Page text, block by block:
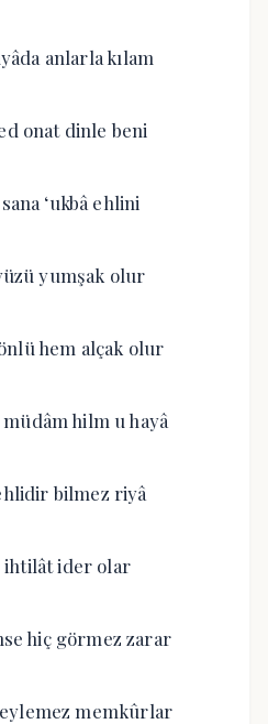
anlarla kılam
onat dinle beni
‘ukbâ ehlini
yumşak olur
hem alçak olur
hilm u hayâ
bilmez riyâ
ihtilât ider olar
hiç görmez zarar
memkûrlar